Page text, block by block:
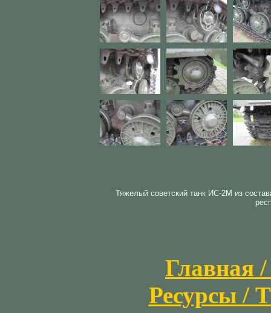
Тяжелый советский танк ИС-2М из
Главная
Ресурсы /